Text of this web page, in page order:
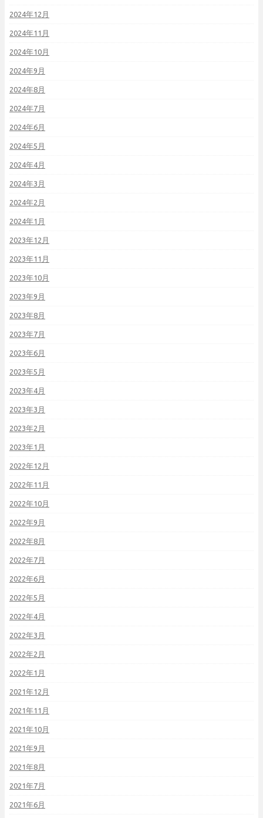
2024年12月
2024年11月
2024年10月
2024年9月
2024年8月
2024年7月
2024年6月
2024年5月
2024年4月
2024年3月
2024年2月
2024年1月
2023年12月
2023年11月
2023年10月
2023年9月
2023年8月
2023年7月
2023年6月
2023年5月
2023年4月
2023年3月
2023年2月
2023年1月
2022年12月
2022年11月
2022年10月
2022年9月
2022年8月
2022年7月
2022年6月
2022年5月
2022年4月
2022年3月
2022年2月
2022年1月
2021年12月
2021年11月
2021年10月
2021年9月
2021年8月
2021年7月
2021年6月